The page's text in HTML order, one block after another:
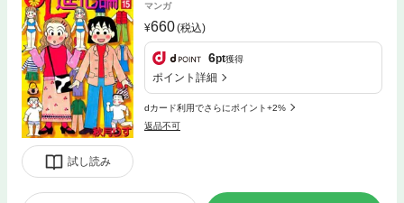
試し読み
マンガ
660(税込)
6pt獲得
ポイント詳細
dカード利用でさらにポイント+2%
返品不可